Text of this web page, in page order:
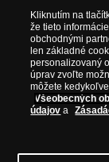
© Copyright 2026 -
Kliknutím na
že tieto
obchodnými
len základné
personalizovaný
úprav zvoľte
môžete
Všeobecných
údajov a